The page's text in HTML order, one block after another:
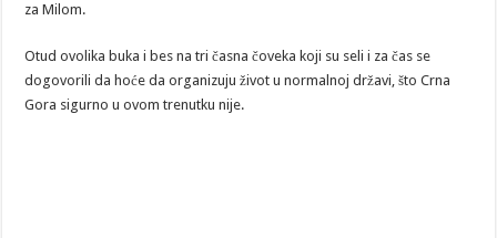
za Milom.
Otud ovolika buka i bes na tri časna čoveka koji su seli i za čas se
dogovorili da hoće da organizuju život u normalnoj državi, što Crna
Gora sigurno u ovom trenutku nije.